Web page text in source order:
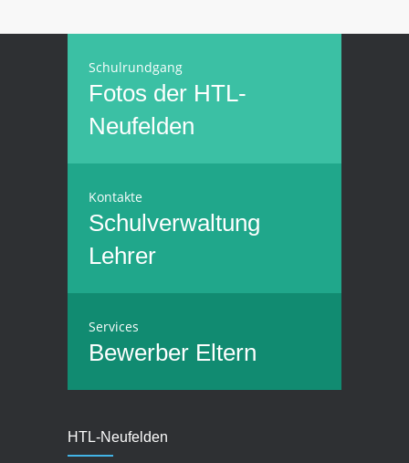
Schulrundgang
Fotos der HTL-
Neufelden
Kontakte
Schulverwaltung
Lehrer
Services
Bewerber Eltern
HTL-Neufelden